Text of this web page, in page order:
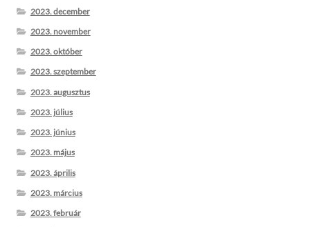
2023. december
2023. november
2023. október
2023. szeptember
2023. augusztus
2023. július
2023. június
2023. május
2023. április
2023. március
2023. február